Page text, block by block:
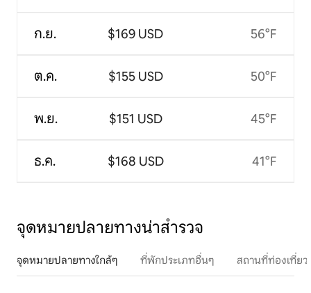
ก.ย.
ต.ค.
พ.ย.
ธ.ค.
$169 USD
$155 USD
$151 USD
$168 USD
56°F
50°F
45°F
41°F
จุดหมายปลายทางน่าสำรวจ
จุดหมายปลายทางใกล้ๆ ที่พักประเภทอื่นๆ สถานที่ท่องเที่ย